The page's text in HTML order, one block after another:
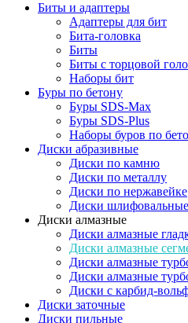
Биты и адаптеры
Адаптеры для бит
Бита-головка
Биты
Биты с торцовой
Наборы бит
Буры по бетону
Буры SDS-Max
Буры SDS-Plus
Наборы буров по
Диски абразивные
Диски по камню
Диски по металлу
Диски по нержавейке
Диски шлифовальные
Диски алмазные
Диски алмазные
Диски алмазные
Диски алмазные
Диски алмазные
Диски с карбид-
Диски заточные
Диски пильные